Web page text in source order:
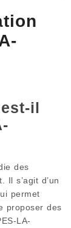
il
des
Il s’agit d’un
permet
proposer des
LA-